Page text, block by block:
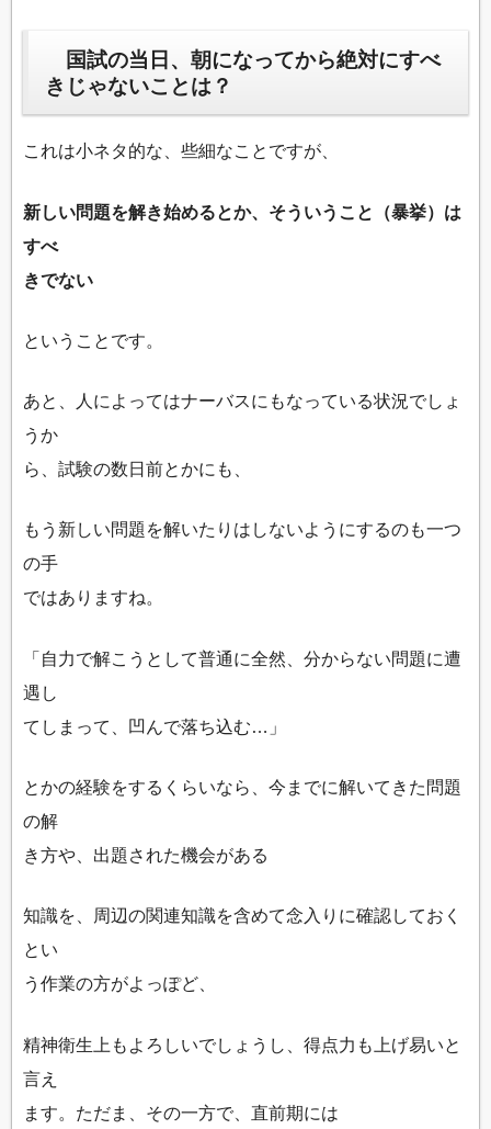
国試の当日、朝になってから絶対にすべ
きじゃないことは？
これは小ネタ的な、些細なことですが、
新しい問題を解き始めるとか、そういうこと（暴挙）は
すべ
きでない
ということです。
あと、人によってはナーバスにもなっている状況でしょ
うか
ら、試験の数日前とかにも、
もう新しい問題を解いたりはしないようにするのも一つ
の手
ではありますね。
「自力で解こうとして普通に全然、分からない問題に遭
遇し
てしまって、凹んで落ち込む…」
とかの経験をするくらいなら、今までに解いてきた問題
の解
き方や、出題された機会がある
知識を、周辺の関連知識を含めて念入りに確認しておく
とい
う作業の方がよっぽど、
精神衛生上もよろしいでしょうし、得点力も上げ易いと
言え
ます。ただま、その一方で、直前期には